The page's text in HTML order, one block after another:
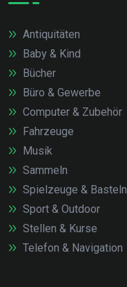
Antiquitäten
Baby & Kind
Bücher
Büro & Gewerbe
Computer & Zubehör
Fahrzeuge
Musik
Sammeln
Spielzeuge & Basteln
Sport & Outdoor
Stellen & Kurse
Telefon & Navigation